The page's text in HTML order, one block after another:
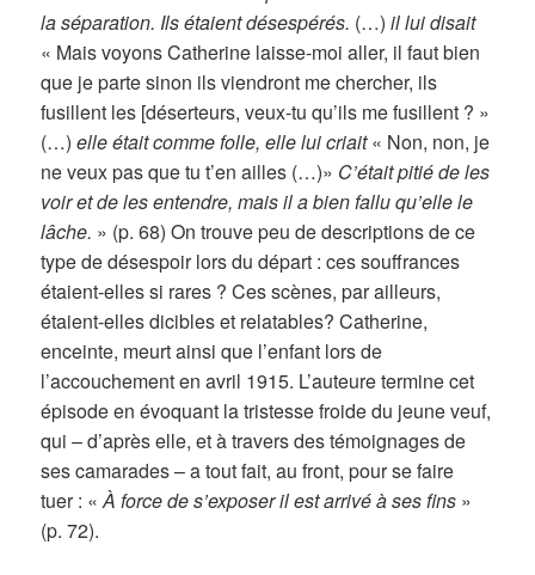
la séparation. Ils étaient désespérés. (…)il lui disait
« Mais voyons Catherine laisse-moi aller, il faut bien
que je parte sinon ils viendront me chercher, ils
fusillent les [déserteurs, veux-tu qu’ils me fusillent ? »
(…)elle était comme folle, elle lui criait« Non, non, je
ne veux pas que tu t’en ailles (…)» C’était pitié de les
voir et de les entendre, mais il a bien fallu qu’elle le
lâche. » (p. 68) On trouve peu de descriptions de ce
type de désespoir lors du départ : ces souffrances
étaient-elles si rares ? Ces scènes, par ailleurs,
étaient-elles dicibles et relatables? Catherine,
enceinte, meurt ainsi que l’enfant lors de
l’accouchement en avril 1915. L’auteure termine cet
épisode en évoquant la tristesse froide du jeune veuf,
qui – d’après elle, et à travers des témoignages de
ses camarades – a tout fait, au front, pour se faire
tuer : «À force de s’exposer il est arrivé à ses fins »
(p. 72).